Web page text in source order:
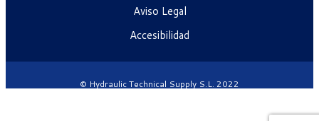
Aviso Legal
Accesibilidad
© Hydraulic Technical Supply S.L. 2022